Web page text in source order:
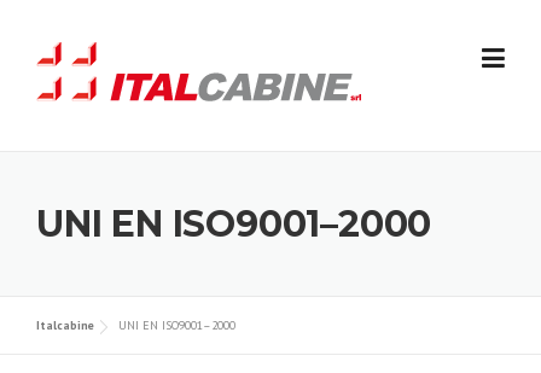
content
UNI EN ISO9001–2000
Italcabine UNI EN ISO9001–2000